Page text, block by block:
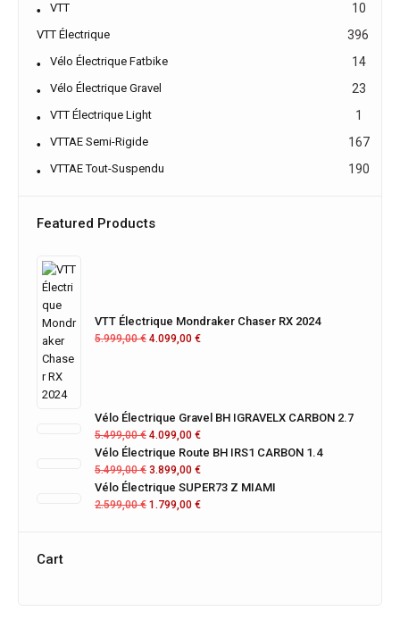
VTT 10
VTT Électrique 396
Vélo Électrique Fatbike 14
Vélo Électrique Gravel 23
VTT Électrique Light 1
VTTAE Semi-Rigide 167
VTTAE Tout-Suspendu 190
Featured Products
VTT Électrique Mondraker Chaser RX 2024
5.999,00€ 4.099,00 €
Vélo Électrique Gravel BH IGRAVELX CARBON 2.7
5.499,00€ 4.099,00 €
Vélo Électrique Route BH IRS1 CARBON 1.4
5.499,00€ 3.899,00 €
Vélo Électrique SUPER73 Z MIAMI
2.599,00€ 1.799,00 €
Cart